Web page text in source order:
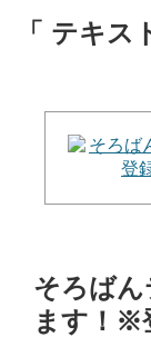
「 テキス
そろば
ます！※